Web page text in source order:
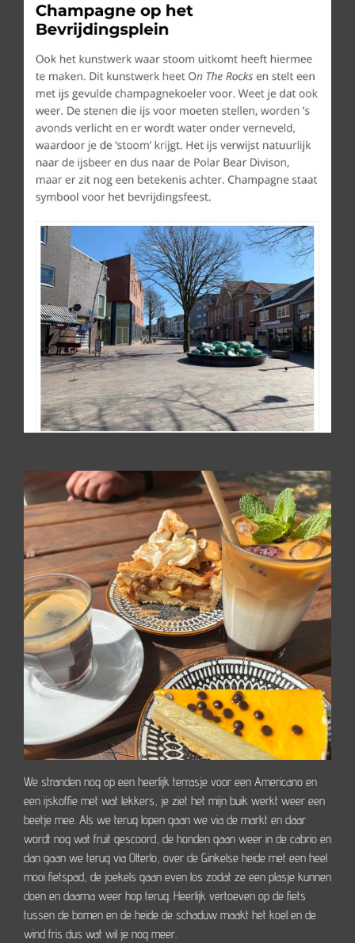
We stranden nog op een heerlijk terrasje voor een Americano en
een ijskoffie met wat lekkers, je ziet het mijn buik werkt weer een
beetje mee. Als we terug lopen gaan we via de markt en daar
wordt nog wat fruit gescoord, de honden gaan weer in de cabrio en
dan gaan we terug via Otterlo, over de Ginkelse heide met een heel
mooi fietspad, de joekels gaan even los zodat ze een plasje kunnen
doen en daarna weer hop terug. Heerlijk vertoeven op de fiets
tussen de bomen en de heide de schaduw maakt het koel en de
wind fris dus wat wil je nog meer.